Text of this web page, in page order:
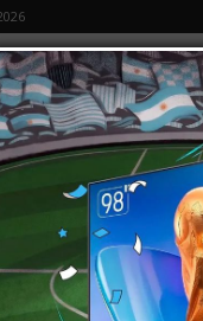
EXTRA!
boquete en San Martín